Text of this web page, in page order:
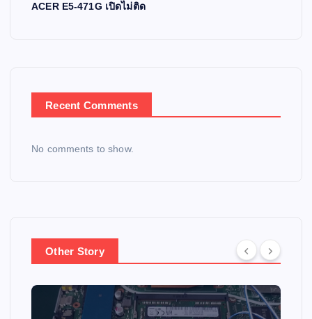
ACER E5-471G เปิดไม่ติด
Recent Comments
No comments to show.
Other Story